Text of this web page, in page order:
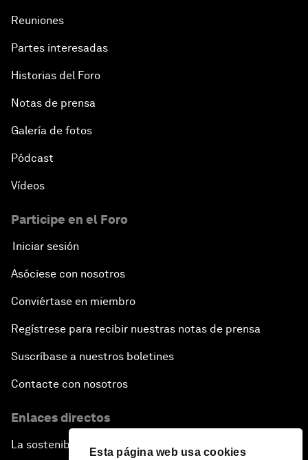
Esta página web usa cookies
Reuniones
Partes interesadas
Historias del Foro
Notas de prensa
Galería de fotos
Pódcast
Vídeos
Participe en el Foro
Iniciar sesión
Asóciese con nosotros
Conviértase en miembro
Regístrese para recibir nuestras notas de prensa
Suscríbase a nuestros boletines
Contacte con nosotros
Enlaces directos
La sostenibilidad en el Foro